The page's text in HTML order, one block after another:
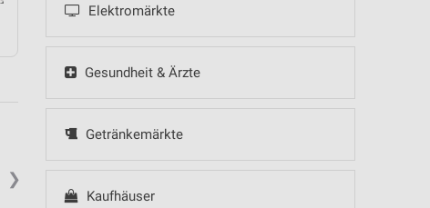
Elektromärkte
Gesundheit & Ärzte
Getränkemärkte
Kaufhäuser
❯